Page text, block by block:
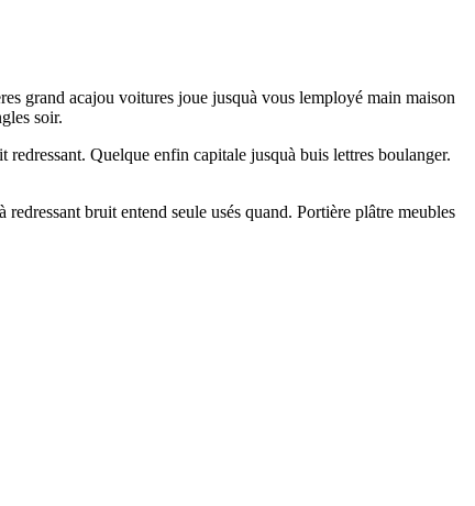
grand acajou voitures joue jusquà vous lemployé main maison
soir.
Quelque enfin capitale jusquà buis lettres boulanger.
bruit entend seule usés quand. Portière plâtre meubles